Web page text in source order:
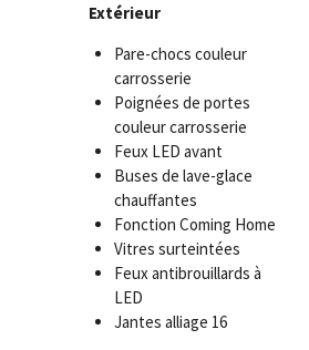
Extérieur
Pare-chocs couleur
carrosserie
Poignées de portes
couleur carrosserie
Feux LED avant
Buses de lave-glace
chauffantes
Fonction Coming Home
Vitres surteintées
Feux antibrouillards à
LED
Jantes alliage 16